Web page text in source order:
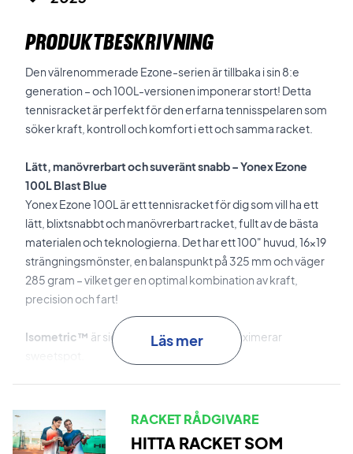
PRODUKTBESKRIVNING
Den välrenommerade Ezone-serien är tillbaka i sin 8:e
generation – och 100L-versionen imponerar stort! Detta
tennisracket är perfekt för den erfarna tennisspelaren som
söker kraft, kontroll och komfort i ett och samma racket.
Lätt, manövrerbart och suveränt snabb – Yonex Ezone
100L Blast Blue
Yonex Ezone 100L är ett tennisracket för dig som vill ha ett
lätt, blixtsnabbt och manövrerbart racket, fullt av de bästa
materialen och teknologierna. Det har ett 100" huvud, 16x19
strängningsmönster, en balanspunkt på 325 mm och väger
285 gram – vilket ger en optimal kombination av kraft,
precision och fart!
Isometric™ är signaturteknologin som maximerar
toppen och konstruerad insida för hög prestanda, kraft,
respons och flex.
Läs mer
RACKET RÅDGIVARE
HITTA RACKET SOM